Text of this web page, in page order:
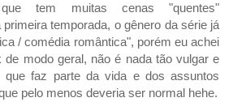
tem muitas cenas "quentes"
primeira temporada, o gênero da série já
/ comédia romântica", porém eu achei
modo geral, não é nada tão vulgar e
que faz parte da vida e dos assuntos
pelo menos deveria ser normal hehe.